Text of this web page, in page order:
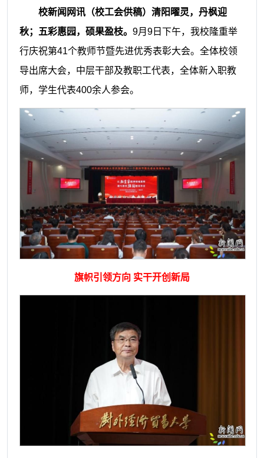
校新闻网讯（校工会供稿） 清阳曜灵，丹枫迎
秋；五彩惠园，硕果盈枝。 9月9日下午，我校隆重举
行庆祝第41个教师节暨先进优秀表彰大会。全体校领
导出席大会，中层干部及教职工代表，全体新入职教
师，学生代表400余人参会。
旗帜引领方向 实干开创新局